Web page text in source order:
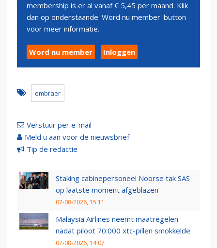
membership is er al vanaf € 5,45 per maand. Klik
dan op onderstaande 'Word nu member' button
voor meer informatie.
Word nu member Inloggen
embraer
Verstuur per e-mail
Meld u aan voor de nieuwsbrief
Tip de redactie
Staking cabinepersoneel Noorse tak SAS
op laatste moment afgeblazen
07-08-2026, 15:11
Malaysia Airlines neemt maatregelen
nadat piloot 70.000 xtc-pillen smokkelde
07-08-2026, 14:07